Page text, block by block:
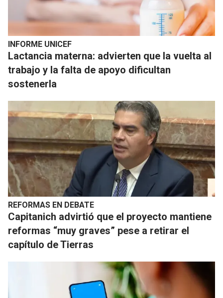
INFORME UNICEF
Lactancia materna: advierten que la vuelta al
trabajo y la falta de apoyo dificultan
sostenerla
REFORMAS EN DEBATE
Capitanich advirtió que el proyecto mantiene
reformas “muy graves” pese a retirar el
capítulo de Tierras